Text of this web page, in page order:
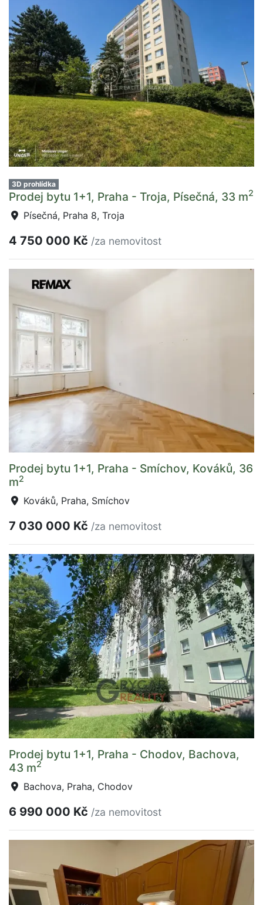
3D prohlídka
Prodej bytu 1+1, Praha - Troja, Písečná, 33 m2
Písečná, Praha 8, Troja
4 750 000 Kč /za nemovitost
Prodej bytu 1+1, Praha - Smíchov, Kováků, 36
m2
Kováků, Praha, Smíchov
7 030 000 Kč /za nemovitost
Prodej bytu 1+1, Praha - Chodov, Bachova,
43 m2
Bachova, Praha, Chodov
6 990 000 Kč /za nemovitost